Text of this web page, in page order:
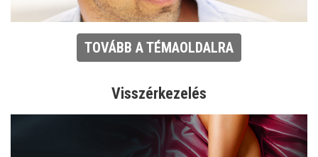
TOVÁBB A TÉMAOLDALRA
Visszérkezelés